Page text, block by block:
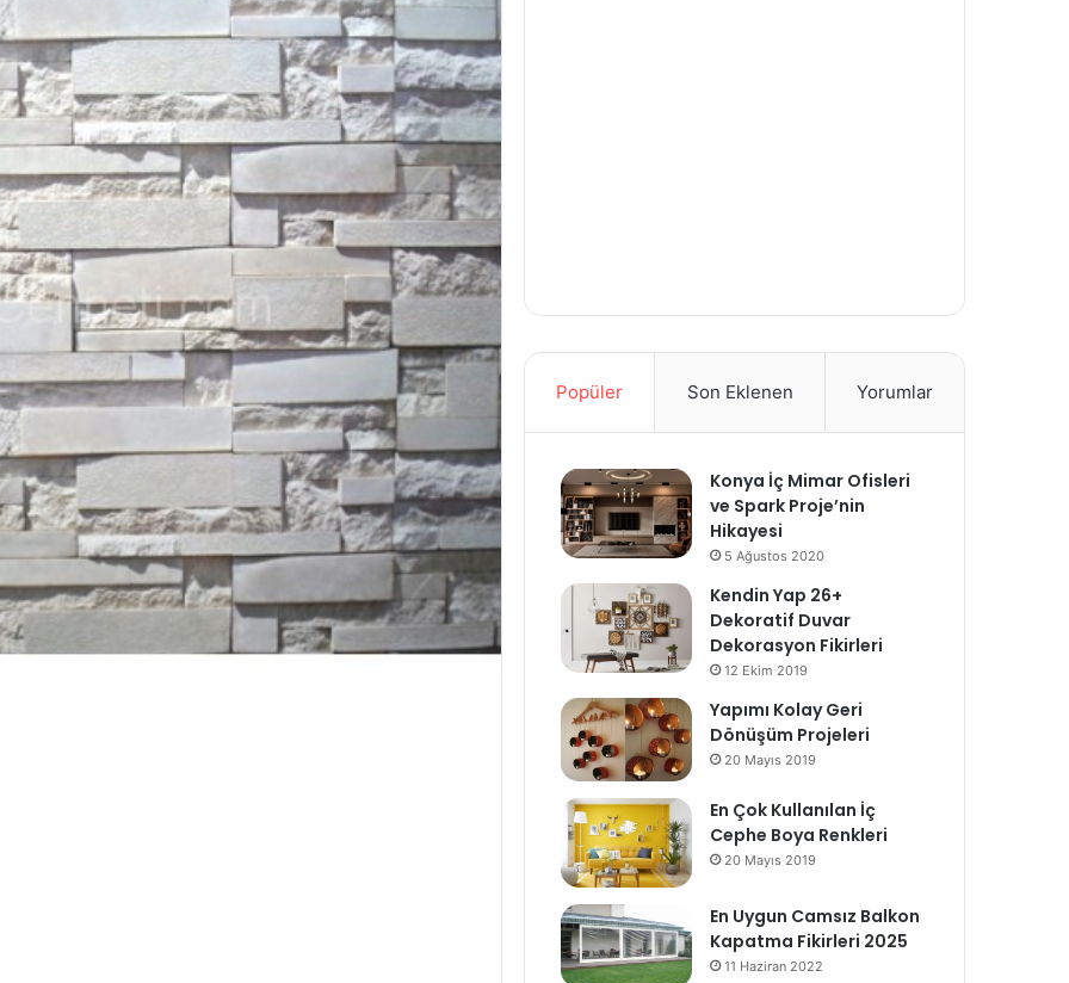
Popüler Son Eklenen Yorumlar
Konya İç Mimar Ofisleri
ve Spark Proje’nin
Hikayesi
5 Ağustos 2020
Kendin Yap 26+
Dekoratif Duvar
Dekorasyon Fikirleri
12 Ekim 2019
Yapımı Kolay Geri
Dönüşüm Projeleri
20 Mayıs 2019
En Çok Kullanılan İç
Cephe Boya Renkleri
20 Mayıs 2019
En Uygun Camsız Balkon
Kapatma Fikirleri 2025
11 Haziran 2022